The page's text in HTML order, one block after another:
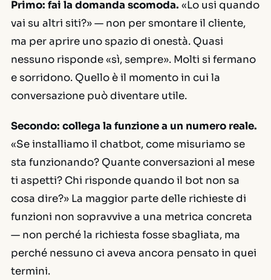
Primo: fai la domanda scomoda. «Lo usi quando
vai su altri siti?» — non per smontare il cliente,
ma per aprire uno spazio di onestà. Quasi
nessuno risponde «sì, sempre». Molti si fermano
e sorridono. Quello è il momento in cui la
conversazione può diventare utile.
Secondo: collega la funzione a un numero reale.
«Se installiamo il chatbot, come misuriamo se
sta funzionando? Quante conversazioni al mese
ti aspetti? Chi risponde quando il bot non sa
cosa dire?» La maggior parte delle richieste di
funzioni non sopravvive a una metrica concreta
— non perché la richiesta fosse sbagliata, ma
perché nessuno ci aveva ancora pensato in quei
termini.